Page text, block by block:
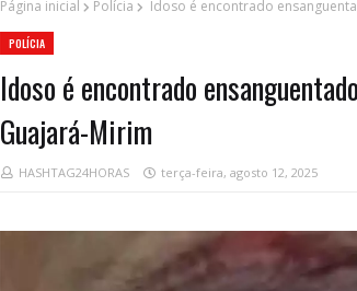
Página inicial Polícia Idoso é encontrado
POLÍCIA
Idoso é encontrado
Guajará-Mirim
HASHTAG24HORAS terça-feira, agosto 12, 2025